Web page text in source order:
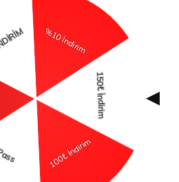
- Tüm Hakları Saklıdır.
sunabilmek adına
Detaylı bilgi